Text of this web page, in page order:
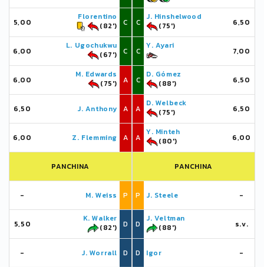
5,00
Florentino
(82')
C
6,00
L. Ugochukwu
(67')
C
6,00
M. Edwards
(75')
A
6,50 J. Anthony A
6,00 Z. Flemming A
PANCHINA
- M. Weiss P
5,50
K. Walker
(82')
D
- J. Worrall D
C
J. Hinshelwood
(75')
6,50
C
Y. Ayari
7,00
C
D. Gómez
(88')
6,50
A
D. Welbeck
(75')
6,50
A
Y. Minteh
(80')
6,00
PANCHINA
P J. Steele -
D
J. Veltman
(88')
s.v.
D Igor -